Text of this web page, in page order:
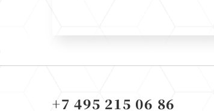
+7 495 215 06 86